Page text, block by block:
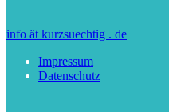
info ät kurzsuechtig . de
Impressum
Datenschutz